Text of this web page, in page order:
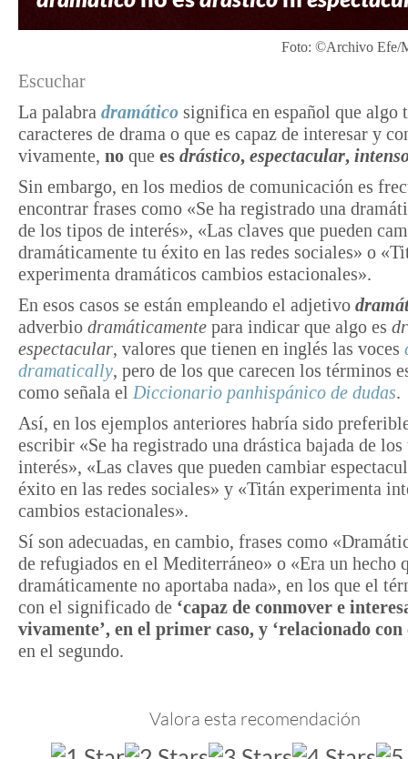
Foto: ©Archivo Efe/
Escuchar
La palabra dramático significa en español que algo
caracteres de drama o que es capaz de interesar y
vivamente, no que es drástico, espectacular,
Sin embargo, en los medios de comunicación es
encontrar frases como «Se ha registrado una
de los tipos de interés», «Las claves que pueden
dramáticamente tu éxito en las redes sociales» o
experimenta dramáticos cambios estacionales».
En esos casos se están empleando el adjetivo
adverbio dramáticamente para indicar que algo es
espectacular, valores que tienen en inglés las voces
dramatically, pero de los que carecen los términos
como señala el Diccionario panhispánico de dudas.
Así, en los ejemplos anteriores habría sido
escribir «Se ha registrado una drástica bajada de los
interés», «Las claves que pueden cambiar
éxito en las redes sociales» y «Titán experimenta
cambios estacionales».
Sí son adecuadas, en cambio, frases como
de refugiados en el Mediterráneo» o «Era un hecho
dramáticamente no aportaba nada», en los que el
con el significado de ‘capaz de conmover e
vivamente’, en el primer caso, y ‘relacionado con
en el segundo.
Valora esta recomendación